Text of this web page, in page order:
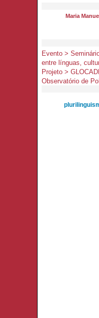
Maria
Evento >
entre línguas,
Projeto >
Observatório de